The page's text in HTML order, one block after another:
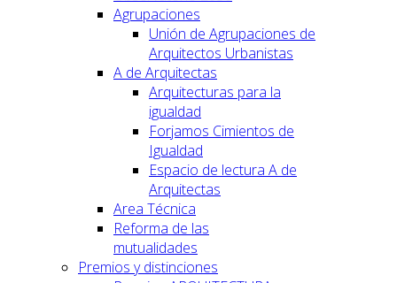
Agrupaciones
Unión de Agrupaciones de
Arquitectos Urbanistas
A de Arquitectas
Arquitecturas para la
igualdad
Forjamos Cimientos de
Igualdad
Espacio de lectura A de
Arquitectas
Area Técnica
Reforma de las
mutualidades
Premios y distinciones